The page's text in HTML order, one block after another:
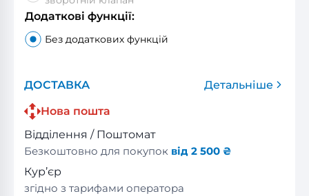
Додаткові функції:
Без додаткових функцій
ДОСТАВКА
Детальніше
Нова пошта
Відділення / Поштомат
Безкоштовно для покупок від 2 500 ₴
Кур’єр
згідно з тарифами оператора